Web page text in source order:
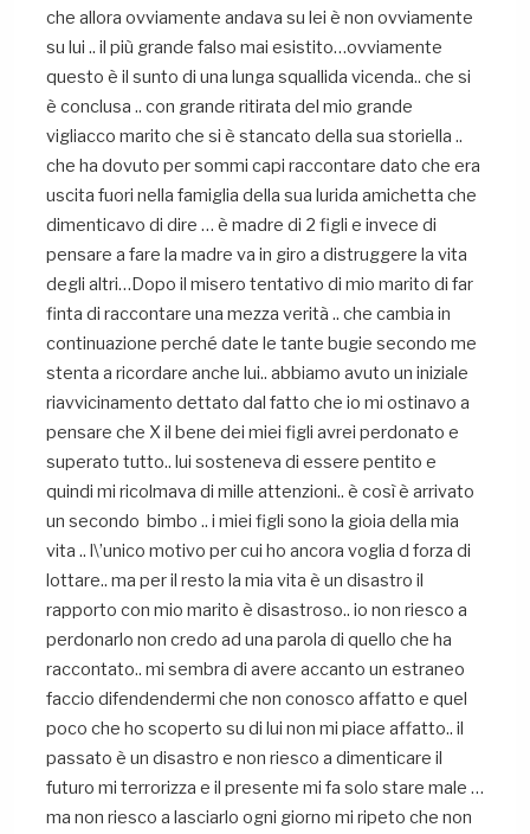
che allora ovviamente andava su lei è non ovviamente
su lui .. il più grande falso mai esistito…ovviamente
questo è il sunto di una lunga squallida vicenda.. che si
è conclusa .. con grande ritirata del mio grande
vigliacco marito che si è stancato della sua storiella ..
che ha dovuto per sommi capi raccontare dato che era
uscita fuori nella famiglia della sua lurida amichetta che
dimenticavo di dire … è madre di 2 figli e invece di
pensare a fare la madre va in giro a distruggere la vita
degli altri…Dopo il misero tentativo di mio marito di far
finta di raccontare una mezza verità .. che cambia in
continuazione perché date le tante bugie secondo me
stenta a ricordare anche lui.. abbiamo avuto un iniziale
riavvicinamento dettato dal fatto che io mi ostinavo a
pensare che X il bene dei miei figli avrei perdonato e
superato tutto.. lui sosteneva di essere pentito e
quindi mi ricolmava di mille attenzioni.. è così è arrivato
un secondo bimbo .. i miei figli sono la gioia della mia
vita .. l\’unico motivo per cui ho ancora voglia d forza di
lottare.. ma per il resto la mia vita è un disastro il
rapporto con mio marito è disastroso.. io non riesco a
perdonarlo non credo ad una parola di quello che ha
raccontato.. mi sembra di avere accanto un estraneo
faccio difendendermi che non conosco affatto e quel
poco che ho scoperto su di lui non mi piace affatto.. il
passato è un disastro e non riesco a dimenticare il
futuro mi terrorizza e il presente mi fa solo stare male …
ma non riesco a lasciarlo ogni giorno mi ripeto che non